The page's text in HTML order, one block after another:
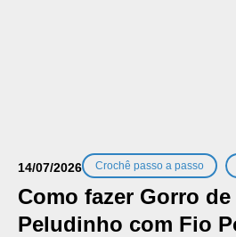
14/07/2026 Crochê passo a passo
Como fazer Gorro
Peludinho com Fio